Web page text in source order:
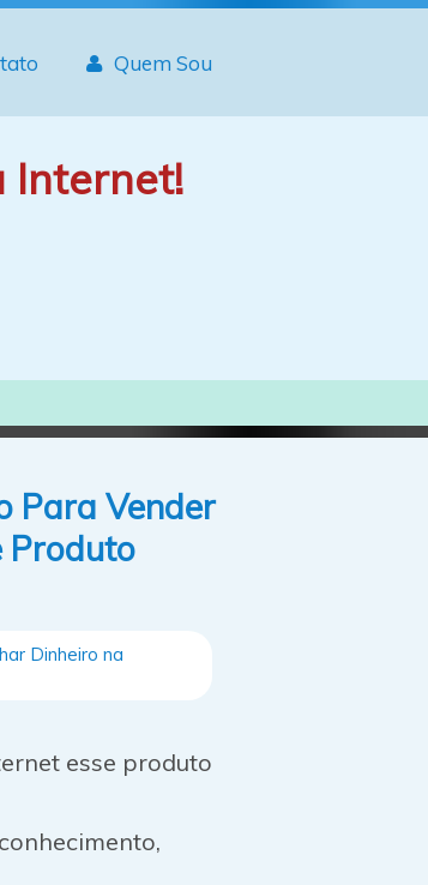
Quem Sou
Internet!
Para Vender
Produto
Dinheiro na
esse produto